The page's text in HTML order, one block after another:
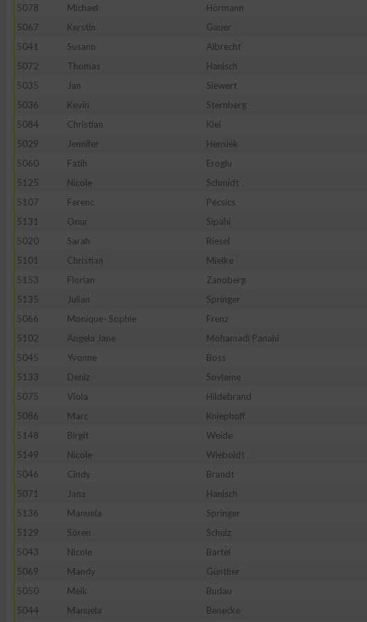
5078
Michael Hörmann
5067
Kerstin Gauer
5041
Susann Albrecht
5072
Thomas Hanisch
5035
Jan Siewert
5036
Kevin Sternberg
5084
Christian Kiel
5029
Jennifer Hensiek
5060
Fatih Eroglu
5125
Nicole Schmidt
5107
Ferenc Pecsics
5131
Onur Sipahi
5020
Sarah Riesel
5101
Christian Mielke
5153
Florian Zanoberg
5135
Julian Springer
5066
Monique- Sophie Frenz
5102
Angela Jane Mohamadi Panahi
5045
Yvonne Boss
5133
Deniz Soyleme
5075
Viola Hildebrand
5086
Marc Kniephoff
5148
Birgit Weide
5149
Nicole Wieboldt
5046
Cindy Brandt
5071
Jana Hanisch
5136
Manuela Springer
5129
Sören Schulz
5043
Nicole Bartel
5069
Mandy Günther
5050
Meik Budau
5044
Manuela Benecke
Erstellung von Profilen zur Personalisierung von Inhalten
Verwendung von Profilen zur Auswahl personalisierter Inhalte
verschiedenen Quellen
Entwicklung und Verbesserung der Angebote
Verwendung reduzierter Daten zur Auswahl von Inhalten
IAB-Besonderheiten:
Verwendung genauer Standortdaten
Nicht-IAB-Verarbeitungszwecke:
Performance
Funktional
Werbung